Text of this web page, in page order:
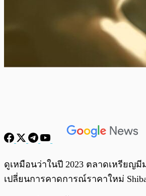
พร้อมเล่น
ดูเหมือนว่าในปี 2023 ตลาดเหรียญ
เปลี่ยนการคาดการณ์ราคาใหม่